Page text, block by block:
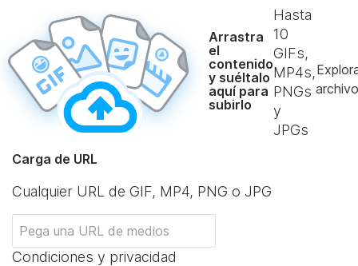
Arrastra
el
contenido
y suéltalo
aquí para
subirlo
Hasta
10
GIFs,
MP4s,
PNGs
y
JPGs
Carga de URL
Cualquier URL de GIF, MP4, PNG o JPG
Condiciones y privacidad